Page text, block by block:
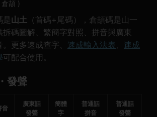
頡 )
是 山土 （首碼+尾碼），倉頡碼是山一
拆碼圖解、繁簡字對照、拼音與廣東
更多速成查字、 速成輸入法表、 速成
可配合使用。
發聲
音
廣東話
發聲
簡體
字
普通話
拼音
普通話
發聲